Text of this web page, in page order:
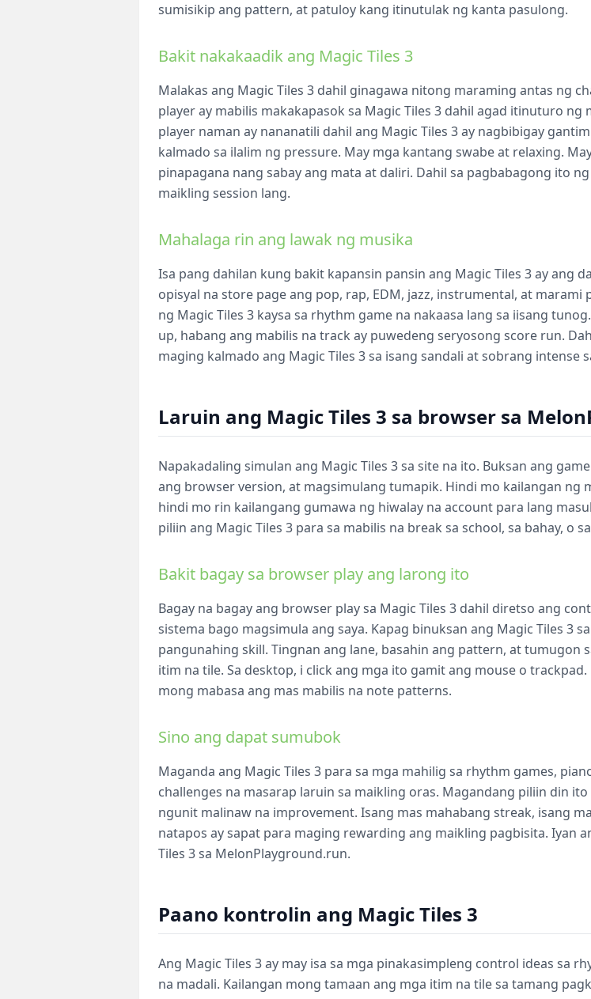
sumisikip ang pattern, at patuloy kang itinutulak ng kanta pasulong.
Bakit nakakaadik ang Magic Tiles 3
Malakas ang Magic Tiles 3 dahil ginagawa nitong maraming antas ng
player ay mabilis makakapasok sa Magic Tiles 3 dahil agad itinuturo
player naman ay nananatili dahil ang Magic Tiles 3 ay nagbibigay
kalmado sa ilalim ng pressure. May mga kantang swabe at relaxing.
pinapagana nang sabay ang mata at daliri. Dahil sa pagbabagong ito
maikling session lang.
Mahalaga rin ang lawak ng musika
Isa pang dahilan kung bakit kapansin pansin ang Magic Tiles 3 ay ang
opisyal na store page ang pop, rap, EDM, jazz, instrumental, at
ng Magic Tiles 3 kaysa sa rhythm game na nakaasa lang sa iisang
up, habang ang mabilis na track ay puwedeng seryosong score run.
maging kalmado ang Magic Tiles 3 sa isang sandali at sobrang intense
Laruin ang Magic Tiles 3 sa browser sa
Napakadaling simulan ang Magic Tiles 3 sa site na ito. Buksan ang
ang browser version, at magsimulang tumapik. Hindi mo kailangan ng
hindi mo rin kailangang gumawa ng hiwalay na account para lang
piliin ang Magic Tiles 3 para sa mabilis na break sa school, sa bahay, o
Bakit bagay sa browser play ang larong ito
Bagay na bagay ang browser play sa Magic Tiles 3 dahil diretso ang
sistema bago magsimula ang saya. Kapag binuksan ang Magic Tiles 3
pangunahing skill. Tingnan ang lane, basahin ang pattern, at tumugon
itim na tile. Sa desktop, i click ang mga ito gamit ang mouse o
mong mabasa ang mas mabilis na note patterns.
Sino ang dapat sumubok
Maganda ang Magic Tiles 3 para sa mga mahilig sa rhythm games,
challenges na masarap laruin sa maikling oras. Magandang piliin din
ngunit malinaw na improvement. Isang mas mahabang streak, isang
natapos ay sapat para maging rewarding ang maikling pagbisita. Iyan
Tiles 3 sa MelonPlayground.run.
Paano kontrolin ang Magic Tiles 3
Ang Magic Tiles 3 ay may isa sa mga pinakasimpleng control ideas sa
na madali. Kailangan mong tamaan ang mga itim na tile sa tamang